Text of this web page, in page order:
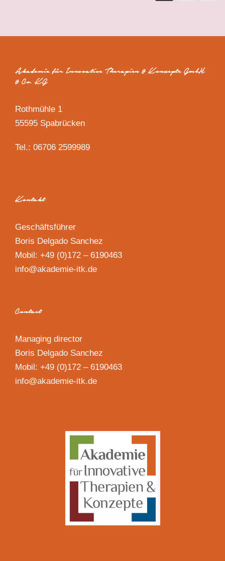
Akademie für Innovative Therapien & Konzepte GmbH
& Co. KG
Rothmühle 1
55595 Spabrücken
Tel.: 06706 2599989
Kontakt
Geschäftsführer
Boris Delgado Sanchez
Mobil: +49 (0)172 – 6190463
info@akademie-itk.de
Contact
Managing director
Boris Delgado Sanchez
Mobil: +49 (0)172 – 6190463
info@akademie-itk.de